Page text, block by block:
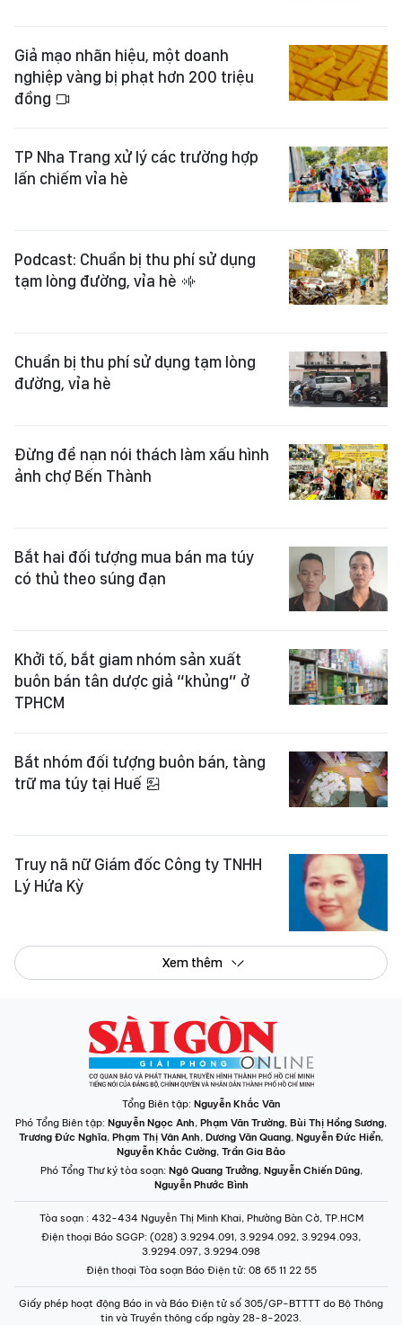
Giả mạo nhãn hiệu, một doanh
nghiệp vàng bị phạt hơn 200 triệu
đồng
TP Nha Trang xử lý các trường hợp
lấn chiếm vỉa hè
Podcast: Chuẩn bị thu phí sử dụng
tạm lòng đường, vỉa hè
Chuẩn bị thu phí sử dụng tạm lòng
đường, vỉa hè
Đừng để nạn nói thách làm xấu hình
ảnh chợ Bến Thành
Bắt hai đối tượng mua bán ma túy
có thủ theo súng đạn
Khởi tố, bắt giam nhóm sản xuất
buôn bán tân dược giả “khủng” ở
TPHCM
Bắt nhóm đối tượng buôn bán, tàng
trữ ma túy tại Huế
Truy nã nữ Giám đốc Công ty TNHH
Lý Hứa Kỳ
Xem thêm
Tổng Biên tập: Nguyễn Khắc Văn
Phó Tổng Biên tập: Nguyễn Ngọc Anh, Phạm Văn Trường, Bùi Thị Hồng Sương,
Trương Đức Nghĩa, Phạm Thị Vân Anh, Dương Văn Quang, Nguyễn Đức Hiển,
Nguyễn Khắc Cường, Trần Gia Bảo
Phó Tổng Thư ký tòa soạn: Ngô Quang Trưởng, Nguyễn Chiến Dũng,
Nguyễn Phước Bình
Tòa soạn : 432-434 Nguyễn Thị Minh Khai, Phường Bàn Cờ, TP.HCM
Điện thoại Báo SGGP: (028) 3.9294.091, 3.9294.092, 3.9294.093,
3.9294.097, 3.9294.098
Điện thoại Tòa soạn Báo Điện tử: 08 65 11 22 55
Giấy phép hoạt động Báo in và Báo Điện tử số 305/GP-BTTTT do Bộ Thông
tin và Truyền thông cấp ngày 28-8-2023.